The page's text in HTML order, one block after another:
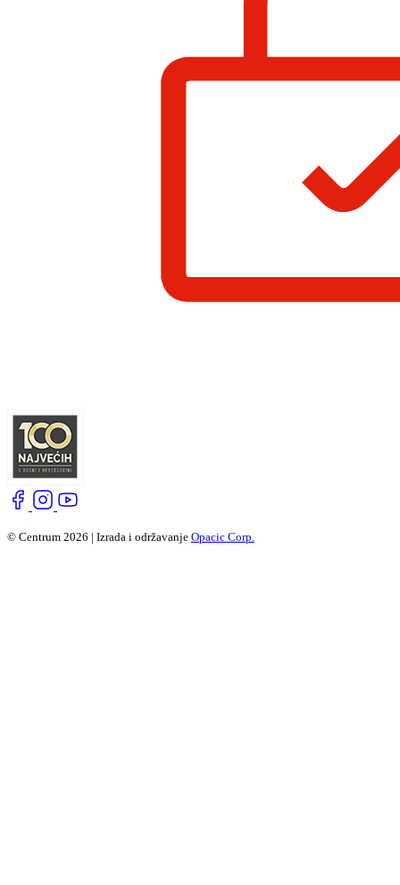
© Centrum 2026 | Izrada i održavanje Opacic Corp.